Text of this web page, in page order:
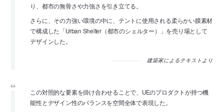
り、都市の無骨さや力強さを引き立てる。
さらに、その力強い環境の中に、テントに使用される柔らかい膜素材
で構成した「Urban Shelter（都市のシェルター）」を売り場として
デザインした。
建築家によるテキストより
この対照的な要素を掛け合わせることで、UEのプロダクトが持つ機
能性とデザイン性のバランスを空間全体で表現した。